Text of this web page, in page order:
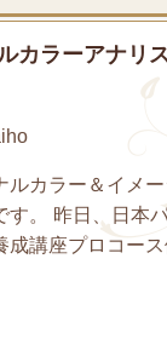
ラーアナリ
ルカラー＆イメ
す。 昨日、日
成講座プロコー